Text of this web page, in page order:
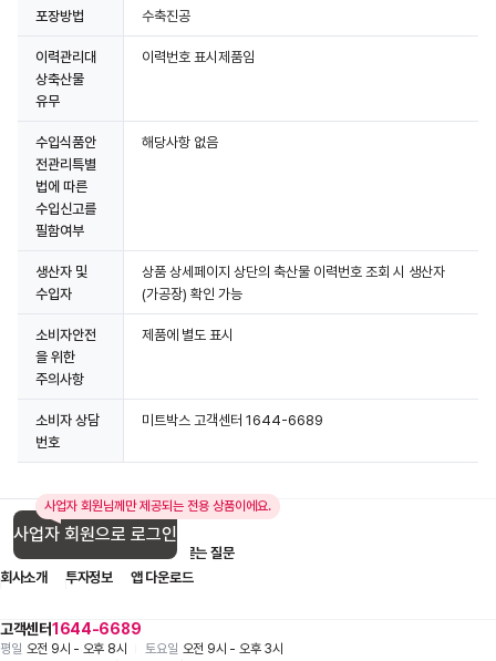
포장방법 수축진공
이력관리대
상축산물
유무
이력번호 표시제품임
수입식품안
전관리특별
법에 따른
수입신고를
필함여부
해당사항 없음
생산자 및
수입자
상품 상세페이지 상단의 축산물 이력번호 조회 시 생산자
(가공장) 확인 가능
소비자안전
을 위한
주의사항
제품에 별도 표시
소비자 상담
번호
미트박스 고객센터 1644-6689
사업자 회원님께만 제공되는 전용 상품이에요.
사업자 회원으로 로그인
고객센터1644-6689
평일 오전 9시 - 오후 8시 토요일 오전 9시 - 오후 3시
입점 제휴 문의
자주 묻는 질문
회사소개
투자정보 앱 다운로드